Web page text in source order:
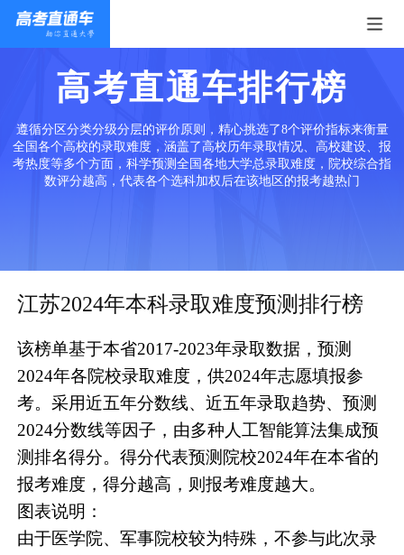
高考直通车排行榜
遵循分区分类分级分层的评价原则，精心挑选了8个评价指标来衡量
全国各个高校的录取难度，涵盖了高校历年录取情况、高校建设、报
考热度等多个方面，科学预测全国各地大学总录取难度，院校综合指
数评分越高，代表各个选科加权后在该地区的报考越热门
江苏2024年本科录取难度预测排行榜
该榜单基于本省2017-2023年录取数据，预测
2024年各院校录取难度，供2024年志愿填报参
考。采用近五年分数线、近五年录取趋势、预测
2024分数线等因子，由多种人工智能算法集成预
测排名得分。得分代表预测院校2024年在本省的
报考难度，得分越高，则报考难度越大。
图表说明：
由于医学院、军事院校较为特殊，不参与此次录